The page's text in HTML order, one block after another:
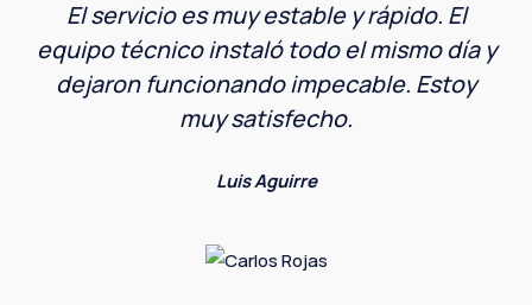
El servicio es muy estable y rápido. El
equipo técnico instaló todo el mismo día y
dejaron funcionando impecable. Estoy
muy satisfecho.
Luis Aguirre